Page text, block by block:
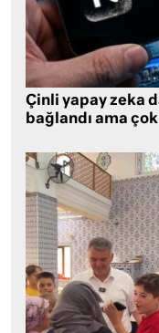
Çinli yapay zeka
bağlandı ama